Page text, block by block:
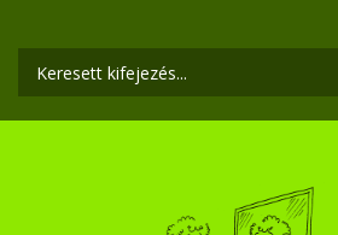
tartalomra
Keresés